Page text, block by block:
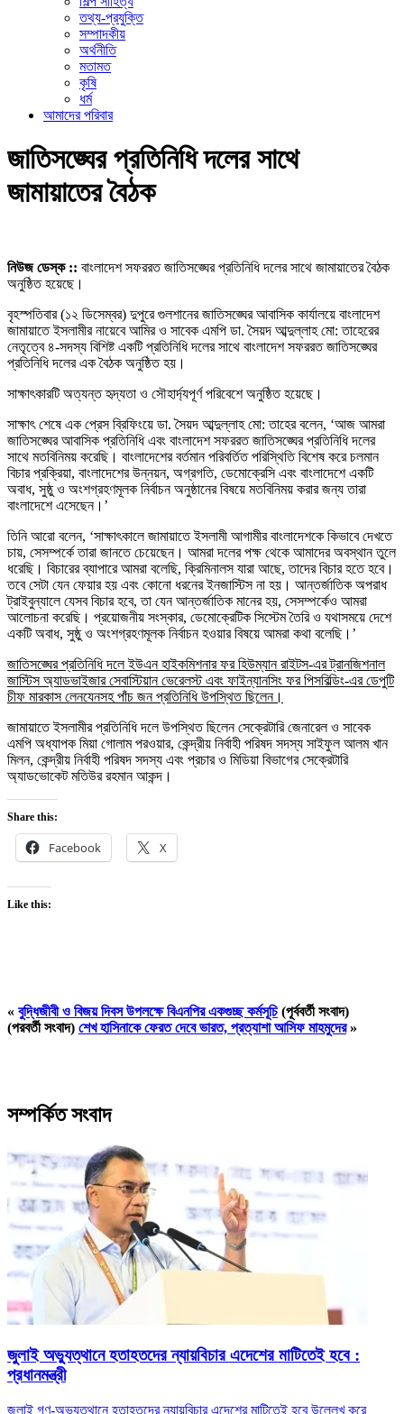
তথ্য-প্রযুক্তি
সম্পাদকীয়
অর্থনীতি
মতামত
কৃষি
ধর্ম
আমাদের পরিবার
জাতিসঙ্ঘের প্রতিনিধি দলের সাথে
জামায়াতের বৈঠক
নিউজ ডেস্ক :: বাংলাদেশ সফররত জাতিসঙ্ঘের প্রতিনিধি দলের সাথে জামায়াতের বৈঠক
অনুষ্ঠিত হয়েছে।
বৃহস্পতিবার (১২ ডিসেম্বর) দুপুরে গুলশানের জাতিসঙ্ঘের আবাসিক কার্যালয়ে বাংলাদেশ
জামায়াতে ইসলামীর নায়েবে আমির ও সাবেক এমপি ডা. সৈয়দ আব্দুল্লাহ মো: তাহেরের
নেতৃত্বে ৪-সদস্য বিশিষ্ট একটি প্রতিনিধি দলের সাথে বাংলাদেশ সফররত জাতিসঙ্ঘের
প্রতিনিধি দলের এক বৈঠক অনুষ্ঠিত হয়।
সাক্ষাৎকারটি অত্যন্ত হৃদ্যতা ও সৌহার্দ্যপূর্ণ পরিবেশে অনুষ্ঠিত হয়েছে।
সাক্ষাৎ শেষে এক প্রেস ব্রিফিংয়ে ডা. সৈয়দ আব্দুল্লাহ মো: তাহের বলেন, ‘আজ আমরা
জাতিসঙ্ঘের আবাসিক প্রতিনিধি এবং বাংলাদেশ সফররত জাতিসঙ্ঘের প্রতিনিধি দলের
সাথে মতবিনিময় করেছি। বাংলাদেশের বর্তমান পরিবর্তিত পরিস্থিতি বিশেষ করে চলমান
বিচার প্রক্রিয়া, বাংলাদেশের উন্নয়ন, অগ্রগতি, ডেমোক্রেসি এবং বাংলাদেশে একটি
অবাধ, সুষ্ঠু ও অংশগ্রহণমূলক নির্বাচন অনুষ্ঠানের বিষয়ে মতবিনিময় করার জন্য তারা
বাংলাদেশে এসেছেন।’
তিনি আরো বলেন, ‘সাক্ষাৎকালে জামায়াতে ইসলামী আগামীর বাংলাদেশকে কিভাবে দেখতে
চায়, সেসম্পর্কে তারা জানতে চেয়েছেন। আমরা দলের পক্ষ থেকে আমাদের অবস্থান তুলে
ধরেছি। বিচারের ব্যাপারে আমরা বলেছি, ক্রিমিনালস যারা আছে, তাদের বিচার হতে হবে।
তবে সেটা যেন ফেয়ার হয় এবং কোনো ধরনের ইনজাস্টিস না হয়। আন্তর্জাতিক অপরাধ
ট্রাইবুন্যালে যেসব বিচার হবে, তা যেন আন্তর্জাতিক মানের হয়, সেসম্পর্কেও আমরা
আলোচনা করেছি। প্রয়োজনীয় সংস্কার, ডেমোক্রেটিক সিস্টেম তৈরি ও যথাসময়ে দেশে
একটি অবাধ, সুষ্ঠু ও অংশগ্রহণমূলক নির্বাচন হওয়ার বিষয়ে আমরা কথা বলেছি।’
জাতিসঙ্ঘের প্রতিনিধি দলে ইউএন হাইকমিশনার ফর হিউম্যান রাইটস-এর ট্রানজিশনাল
জাস্টিস অ্যাডভাইজার সেবাস্টিয়ান ভেরেলস্ট এবং ফাইন্যানসিং ফর পিসবিল্ডিং-এর ডেপুটি
চীফ মারকাস লেনযেনসহ পাঁচ জন প্রতিনিধি উপস্থিত ছিলেন।
জামায়াতে ইসলামীর প্রতিনিধি দলে উপস্থিত ছিলেন সেক্রেটারি জেনারেল ও সাবেক
এমপি অধ্যাপক মিয়া গোলাম পরওয়ার, কেন্দ্রীয় নির্বাহী পরিষদ সদস্য সাইফুল আলম খান
মিলন, কেন্দ্রীয় নির্বাহী পরিষদ সদস্য এবং প্রচার ও মিডিয়া বিভাগের সেক্রেটারি
অ্যাডভোকেট মতিউর রহমান আকন্দ।
Share this:
Facebook X
Like this:
« বুদ্ধিজীবী ও বিজয় দিবস উপলক্ষে বিএনপির একগুচ্ছ কর্মসূচি(পূর্ববর্তী সংবাদ)
(পরবর্তী সংবাদ) শেখ হাসিনাকে ফেরত দেবে ভারত, প্রত্যাশা আসিফ মাহমুদের»
সম্পর্কিত সংবাদ
জুলাই অভ্যুত্থানে হতাহতদের ন্যায়বিচার এদেশের মাটিতেই হবে :
প্রধানমন্ত্রী
জুলাই গণ-অভ্যুত্থানে হতাহতদের ন্যায়বিচার এদেশের মাটিতেই হবে উল্লেখ করে